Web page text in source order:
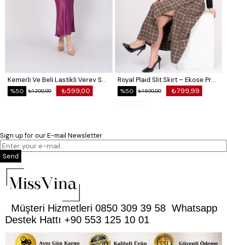
Kemerli Ve Beli Lastikli Verev Saten Etek 6791
₺599,00
₺1.200,00
%50
Royal Plaid Slit Skirt – Ekose Premium Long Skirt 6831
₺799,99
₺1.600,00
%50
Sign up for our E-mail Newsletter
Send
Müşteri Hizmetleri 0850 309 39 58 Whatsapp
Destek Hattı +90 553 125 10 01